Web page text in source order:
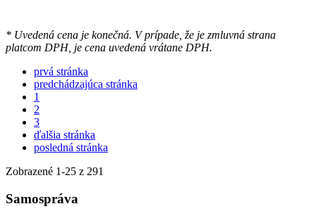
* Uvedená cena je konečná. V prípade, že je zmluvná strana
platcom DPH, je cena uvedená vrátane DPH.
prvá stránka
predchádzajúca stránka
1
2
3
ďalšia stránka
posledná stránka
Zobrazené 1-25 z 291
Samospráva